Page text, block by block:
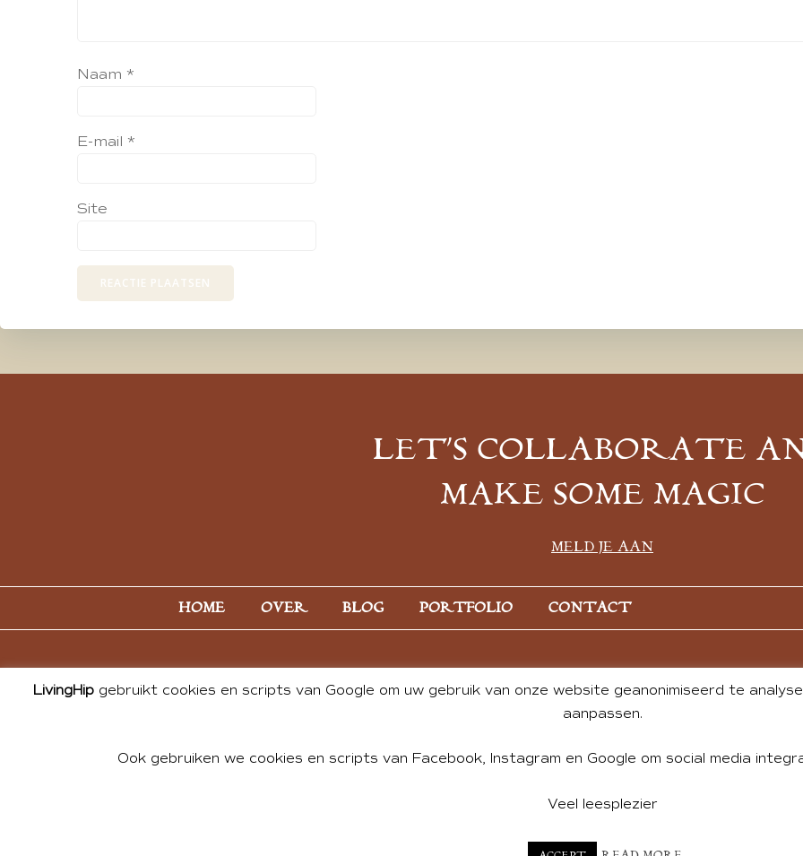
Naam *
E-mail *
Site
LET’S COLLABORATE
MAKE SOME MAGIC
MELD JE AAN
HOME OVER BLOG PORTFOLIO CONTACT
© 2026 ALL PHOTOS & CONTENT BY ANDREA DE GROOT. WEBSITE DESIGN BY
LivingHip gebruikt cookies en scripts van Google om uw gebruik van onze website geanonimiseerd te
aanpassen.
Ook gebruiken we cookies en scripts van Facebook, Instagram en Google om social media
Veel leesplezier